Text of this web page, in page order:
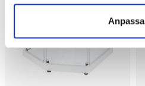
Anpassa